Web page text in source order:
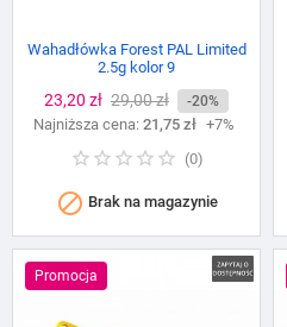
Wahadłówka Forest PAL Limited
2.5g kolor 9
Cena
23,20 zł Cena
podstawowa
29,00 zł -20%
Najniższa cena: 21,75 zł +7%
(0)
 Brak na magazynie
Promocja